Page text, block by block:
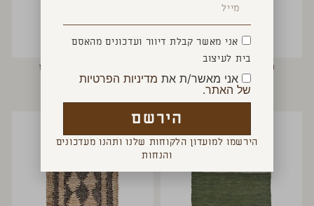
שטיחון אמבטיה פסים
₪190
שטיחון אמבטיה פסים
₪190
אני מאשר קבלת דיוור ועדכונים מהאסם
בית לעיצוב
אני מאשר/ת את מדיניות הפרטיות
של האתר.
הירשם
הירשמו למועדון הלקוחות שלנו ותהנו מעדכונים
והנחות